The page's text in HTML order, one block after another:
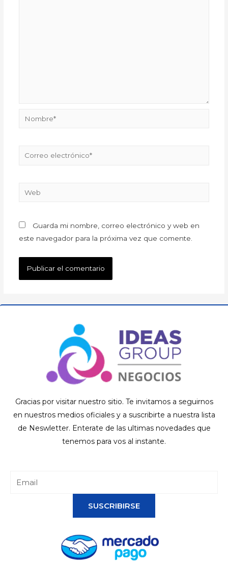
Guarda mi nombre, correo electrónico y web en
este navegador para la próxima vez que comente.
Gracias por visitar nuestro sitio. Te invitamos a seguirnos
en nuestros medios oficiales y a suscribirte a nuestra lista
de Neswletter. Enterate de las ultimas novedades que
tenemos para vos al instante.
SUSCRIBIRSE